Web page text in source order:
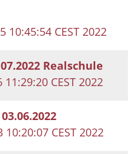
10:45:54 CEST 2022
Realschule
11:29:20 CEST 2022
10:20:07 CEST 2022